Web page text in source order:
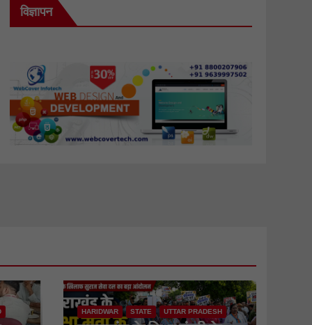
विज्ञापन
HARIDWAR STATE UTTAR PRADESH